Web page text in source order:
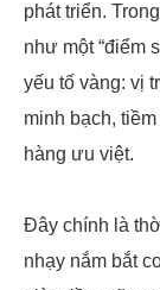
phát triển.
như một “điểm
yếu tố vàng: vị
minh bạch,
hàng ưu việt.
Đây chính là
nhạy nắm bắt